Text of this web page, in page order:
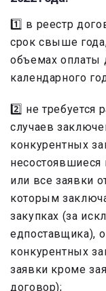
1️⃣ в реестр
срок свыше
объемах оплаты
календарного
2️⃣ не требуется
случаев
конкурентных
несостоявшиеся
или все заявки
которым
закупках (за
едпоставщика),
конкурентных
заявки кроме
договор);